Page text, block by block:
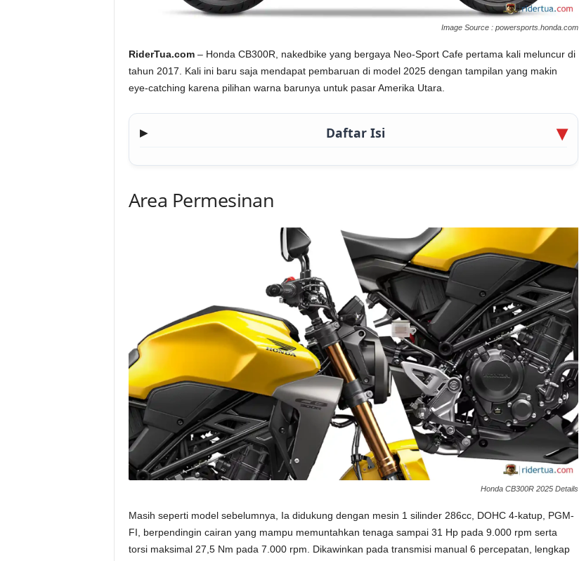
Image Source : powersports.honda.com
RiderTua.com– Honda CB300R, nakedbike yang bergaya Neo-Sport Cafe pertama kali meluncur di
tahun 2017. Kali ini baru saja mendapat pembaruan di model 2025 dengan tampilan yang makin
eye-catching karena pilihan warna barunya untuk pasar Amerika Utara.
▶ Daftar Isi
Area Permesinan
Honda CB300R 2025 Details
Masih seperti model sebelumnya, Ia didukung dengan mesin 1 silinder 286cc, DOHC 4-katup, PGM-
FI, berpendingin cairan yang mampu memuntahkan tenaga sampai 31 Hp pada 9.000 rpm serta
torsi maksimal 27,5 Nm pada 7.000 rpm. Dikawinkan pada transmisi manual 6 percepatan, lengkap